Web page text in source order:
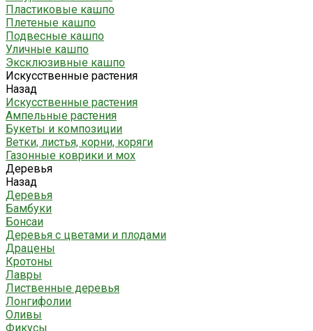
Пластиковые кашпо
Плетеные кашпо
Подвесные кашпо
Уличные кашпо
Эксклюзивные кашпо
Искусственные растения
Назад
Искусственные растения
Ампельные растения
Букеты и композиции
Ветки, листья, корни, коряги
Газонные коврики и мох
Деревья
Назад
Деревья
Бамбуки
Бонсаи
Деревья с цветами и плодами
Драцены
Кротоны
Лавры
Лиственные деревья
Лонгифолии
Оливы
Фикусы